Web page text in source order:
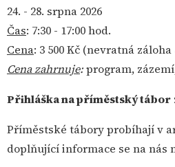
24. - 28. srpna 2026
Čas: 7:30 - 17:00 hod.
Cena: 3 500 Kč (nevratná záloha
Cena zahrnuje:program,
Přihláška na příměstský tábor
Příměstské tábory probíhají v
doplňující informace se na nás